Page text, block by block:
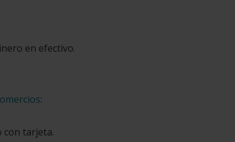
en efectivo.
:
con tarjeta.